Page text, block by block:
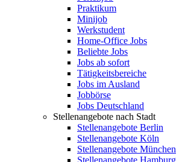
Praktikum
Minijob
Werkstudent
Home-Office Jobs
Beliebte Jobs
Jobs ab sofort
Tätigkeitsbereiche
Jobs im Ausland
Jobbörse
Jobs Deutschland
Stellenangebote nach Stadt
Stellenangebote Berlin
Stellenangebote Köln
Stellenangebote München
Stellenangebote Hamburg